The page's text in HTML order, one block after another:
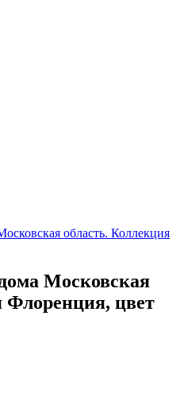
область. Коллекция
Московская
Флоренция, цвет